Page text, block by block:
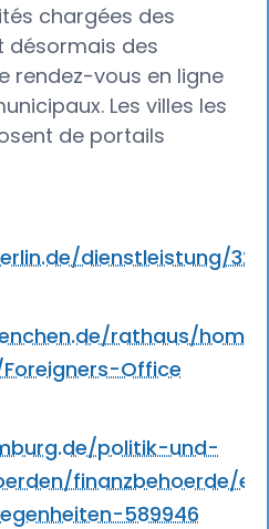
chargées des
désormais des
rendez-vous en ligne
Les villes les
de portails
dienstleistung/
rathaus/
Office‍
politik-und-
finanzbehoerde/
589946